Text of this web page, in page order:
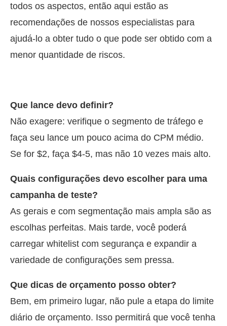
todos os aspectos, então aqui estão as
recomendações de nossos especialistas para
ajudá-lo a obter tudo o que pode ser obtido com a
menor quantidade de riscos.
Que lance devo definir?
Não exagere: verifique o segmento de tráfego e
faça seu lance um pouco acima do CPM médio.
Se for $2, faça $4-5, mas não 10 vezes mais alto.
Quais configurações devo escolher para uma
campanha de teste?
As gerais e com segmentação mais ampla são as
escolhas perfeitas. Mais tarde, você poderá
carregar whitelist com segurança e expandir a
variedade de configurações sem pressa.
Que dicas de orçamento posso obter?
Bem, em primeiro lugar, não pule a etapa do limite
diário de orçamento. Isso permitirá que você tenha